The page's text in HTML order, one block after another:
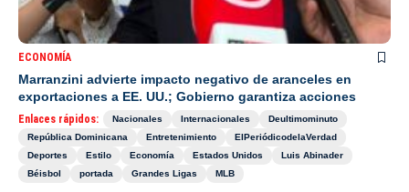
ECONOMÍA
Marranzini advierte impacto negativo de aranceles en
exportaciones a EE. UU.; Gobierno garantiza acciones
Enlaces rápidos: Nacionales Internacionales
Deultimominuto
República Dominicana
Entretenimiento
ElPeriódicodelaVerdad
Deportes
Estilo Economía Estados Unidos
Luis Abinader
Béisbol
portada Grandes Ligas MLB